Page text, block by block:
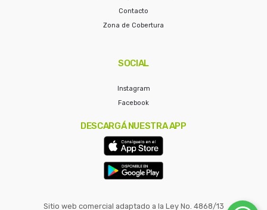
Contacto
Zona de Cobertura
SOCIAL
Instagram
Facebook
DESCARGÁ NUESTRA APP
Sitio web comercial adaptado a la Ley No. 4868/13